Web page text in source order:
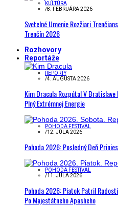
KULTÚRA
/8. FEBRUÁRA 2026
Svetelné Umenie Rozžiari
Trenčín 2026
Rozhovory
Reportáže
REPORTY
/4. AUGUSTA 2026
Kim Dracula Rozpútal V Bratislave
Plný Extrémnej Energie
POHODA FESTIVAL
/12. JÚLA 2026
Pohoda 2026: Posledný Deň
POHODA FESTIVAL
/11. JÚLA 2026
Pohoda 2026: Piatok Patril
Po Majestátneho Apasheho